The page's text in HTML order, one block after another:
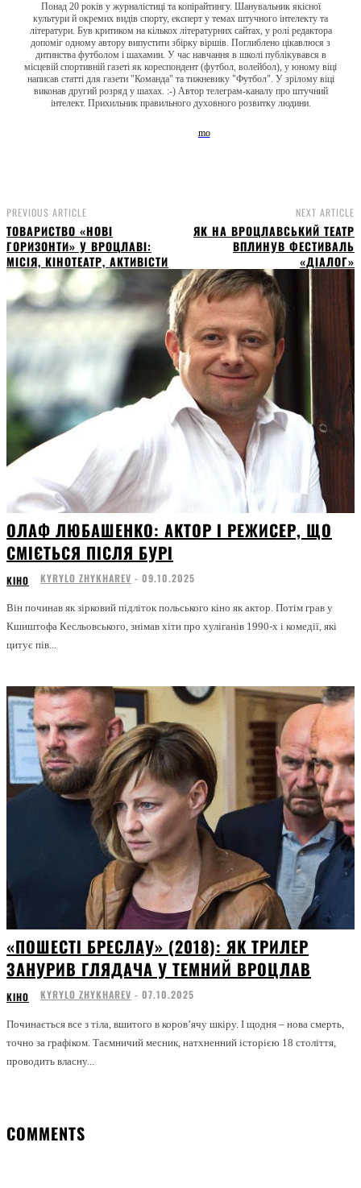
Понад 20 років у журналістиці та копірайтингу. Шанувальник якісної
культури й окремих видів спорту, експерт у темах штучного інтелекту та
літератури. Був критиком на кількох літературних сайтах, у ролі редактора
допоміг одному автору випустити збірку віршів. Поглиблено цікавлюся з
дитинства футболом і шахамии. У час навчання в школі публікувався в
місцевій спортивній газеті як кореспондент (футбол, волейбол), у юному віці
написав статті для газети "Команда" та тижневику "Футбол". У зрілому віці
виконав другий розряд у шахах. :-) Автор телеграм-каналу про штучний
інтелект. Прихильник правильного духовного розвитку людини.
PREVIOUS ARTICLE
ТОВАРИСТВО «НОВІ
ГОРИЗОНТИ» У ВРОЦЛАВІ:
МІСІЯ, КІНОТЕАТР, АКТИВІСТИ
NEXT ARTICLE
ЯК НА ВРОЦЛАВСЬКИЙ ТЕАТР
ВПЛИНУВ ФЕСТИВАЛЬ
«ДІАЛОГ»
ОЛАФ ЛЮБАШЕНКО: АКТОР І РЕЖИСЕР, ЩО
СМІЄТЬСЯ ПІСЛЯ БУРІ
КІНО KYRYLO ZHYKHAREV - 09.10.2025
Він починав як зірковий підліток польського кіно як актор. Потім грав у
Кшиштофа Кесльовського, знімав хіти про хуліганів 1990-х і комедії, які
цитує пів...
«ПОШЕСТІ БРЕСЛАУ» (2018): ЯК ТРИЛЕР
ЗАНУРИВ ГЛЯДАЧА У ТЕМНИЙ ВРОЦЛАВ
КІНО KYRYLO ZHYKHAREV - 07.10.2025
Починається все з тіла, вшитого в коров’ячу шкіру. І щодня – нова смерть,
точно за графіком. Таємничий месник, натхненний історією 18 століття,
проводить власну...
COMMENTS